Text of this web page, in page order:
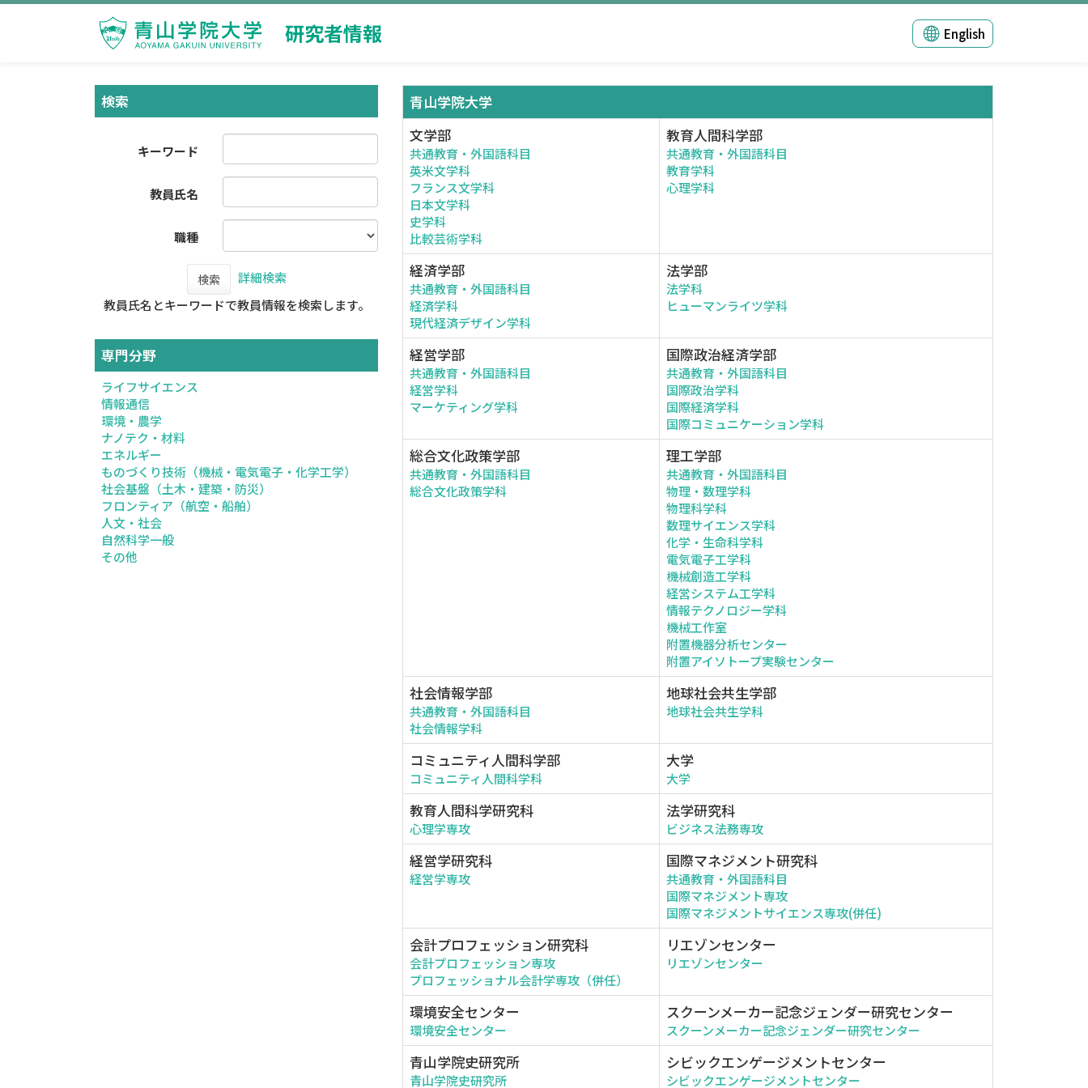
研究者情報 English
検索
キーワード
教員氏名
職種
検索
詳細検索
教員氏名とキーワードで教員情報を検索します。
専門分野
ライフサイエンス
情報通信
環境・農学
ナノテク・材料
エネルギー
ものづくり技術（機械・電気電子・化学工学）
社会基盤（土木・建築・防災）
フロンティア（航空・船舶）
人文・社会
自然科学一般
その他
青山学院大学
文学部
共通教育・外国語科目
英米文学科
フランス文学科
日本文学科
史学科
比較芸術学科
教育人間科学部
共通教育・外国語科目
教育学科
心理学科
経済学部
共通教育・外国語科目
経済学科
現代経済デザイン学科
法学部
法学科
ヒューマンライツ学科
経営学部
共通教育・外国語科目
経営学科
マーケティング学科
国際政治経済学部
共通教育・外国語科目
国際政治学科
国際経済学科
国際コミュニケーション学科
総合文化政策学部
共通教育・外国語科目
総合文化政策学科
理工学部
共通教育・外国語科目
物理・数理学科
物理科学科
数理サイエンス学科
化学・生命科学科
電気電子工学科
機械創造工学科
経営システム工学科
情報テクノロジー学科
機械工作室
附置機器分析センター
附置アイソトープ実験センター
社会情報学部
共通教育・外国語科目
社会情報学科
地球社会共生学部
地球社会共生学科
コミュニティ人間科学部
コミュニティ人間科学科
大学
大学
教育人間科学研究科
心理学専攻
法学研究科
ビジネス法務専攻
経営学研究科
経営学専攻
国際マネジメント研究科
共通教育・外国語科目
国際マネジメント専攻
国際マネジメントサイエンス専攻(併任)
会計プロフェッション研究科
会計プロフェッション専攻
プロフェッショナル会計学専攻（併任）
リエゾンセンター
リエゾンセンター
環境安全センター
環境安全センター
スクーンメーカー記念ジェンダー研究センター
スクーンメーカー記念ジェンダー研究センター
青山学院史研究所
青山学院史研究所
シビックエンゲージメントセンター
シビックエンゲージメントセンター